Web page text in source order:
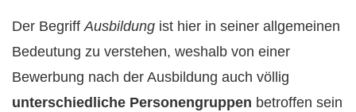
Der BegriffAusbildung ist hier in seiner allgemeinen
Bedeutung zu verstehen, weshalb von einer
Bewerbung nach der Ausbildung auch völlig
unterschiedliche Personengruppen betroffen sein